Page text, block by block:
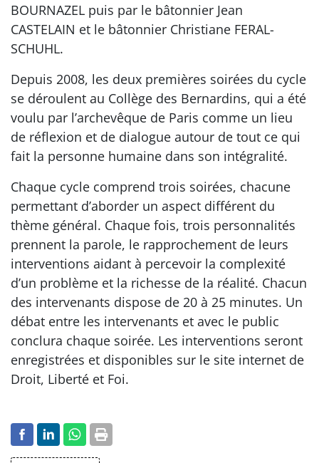
BOURNAZEL puis par le bâtonnier Jean
CASTELAIN et le bâtonnier Christiane FERAL-
SCHUHL.
Depuis 2008, les deux premières soirées du cycle
se déroulent au Collège des Bernardins, qui a été
voulu par l’archevêque de Paris comme un lieu
de réflexion et de dialogue autour de tout ce qui
fait la personne humaine dans son intégralité.
Chaque cycle comprend trois soirées, chacune
permettant d’aborder un aspect différent du
thème général. Chaque fois, trois personnalités
prennent la parole, le rapprochement de leurs
interventions aidant à percevoir la complexité
d’un problème et la richesse de la réalité. Chacun
des intervenants dispose de 20 à 25 minutes. Un
débat entre les intervenants et avec le public
conclura chaque soirée. Les interventions seront
enregistrées et disponibles sur le site internet de
Droit, Liberté et Foi.